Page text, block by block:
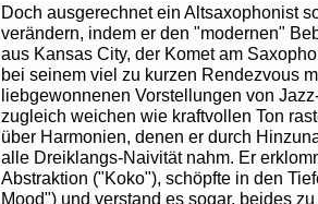
Doch ausgerechnet ein Altsaxophonist
verändern, indem er den "modernen"
aus Kansas City, der Komet am
bei seinem viel zu kurzen Rendezvous
liebgewonnenen Vorstellungen von
zugleich weichen wie kraftvollen Ton
über Harmonien, denen er durch
alle Dreiklangs-Naivität nahm. Er
Abstraktion ("Koko"), schöpfte in den
Mood") und verstand es sogar, beides